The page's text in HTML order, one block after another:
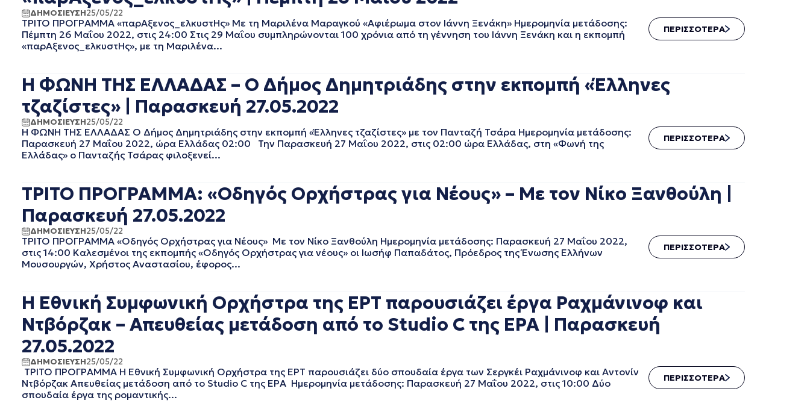
ΝΟΕΜΒΡΙΟΣ 2021
ΟΚΤΩΒΡΙΟΣ 2021
ΣΕΠΤΕΜΒΡΙΟΣ 2021
ΙΟΥΝΙΟΣ 2021
ΜΑΙΟΣ 2021
ΑΠΡΙΛΙΟΣ 2021
ΜΑΡΤΙΟΣ 2021
ΦΕΒΡΟΥΑΡΙΟΣ 2021
ΙΑΝΟΥΑΡΙΟΣ 2021
ΟΚΤΩΒΡΙΟΣ 2020
ΣΕΠΤΕΜΒΡΙΟΣ 2020
ΑΥΓΟΥΣΤΟΣ 2020
ΙΟΥΛΙΟΣ 2020
ΙΟΥΝΙΟΣ 2020
ΜΑΙΟΣ 2020
ΦΕΒΡΟΥΑΡΙΟΣ 2020
ΙΑΝΟΥΑΡΙΟΣ 2020
ΔΕΚΕΜΒΡΙΟΣ 2019
ΟΚΤΩΒΡΙΟΣ 2019
ΣΕΠΤΕΜΒΡΙΟΣ 2019
ΑΥΓΟΥΣΤΟΣ 2019
ΙΟΥΛΙΟΣ 2019
ΔΗΜΟΣΙΕΥΣΗ25/05/22
ΤΡΙΤΟ ΠΡΟΓΡΑΜΜΑ «παρΑξενος_ελκυστΗς» Με τη Μαριλένα Μαραγκού «Αφιέρωμα στον Ιάννη Ξενάκη» Ημερομηνία μετάδοσης:
Πέμπτη 26 Μαΐου 2022, στις 24:00 Στις 29 Μαΐου συμπληρώνονται 100 χρόνια από τη γέννηση του Ιάννη Ξενάκη και η εκπομπή
«παρΑξενος_ελκυστΗς», με τη Μαριλένα...
ΠΕΡΙΣΣΟΤΕΡΑ
Η ΦΩΝΗ ΤΗΣ ΕΛΛΑΔΑΣ – Ο Δήμος Δημητριάδης στην εκπομπή «Έλληνες
τζαζίστες» | Παρασκευή 27.05.2022
ΔΗΜΟΣΙΕΥΣΗ25/05/22
Η ΦΩΝΗ ΤΗΣ ΕΛΛΑΔΑΣ Ο Δήμος Δημητριάδης στην εκπομπή «Έλληνες τζαζίστες» με τον Πανταζή Τσάρα Ημερομηνία μετάδοσης:
Παρασκευή 27 Μαΐου 2022, ώρα Ελλάδας 02:00 Την Παρασκευή 27 Μαΐου 2022, στις 02:00 ώρα Ελλάδας, στη «Φωνή της
Ελλάδας» ο Πανταζής Τσάρας φιλοξενεί...
ΠΕΡΙΣΣΟΤΕΡΑ
ΤΡΙΤΟ ΠΡΟΓΡΑΜΜΑ: «Οδηγός Ορχήστρας για Νέους» – Με τον Νίκο Ξανθούλη |
Παρασκευή 27.05.2022
ΔΗΜΟΣΙΕΥΣΗ25/05/22
ΤΡΙΤΟ ΠΡΟΓΡΑΜΜΑ «Οδηγός Ορχήστρας για Νέους» Με τον Νίκο Ξανθούλη Ημερομηνία μετάδοσης: Παρασκευή 27 Μαΐου 2022,
στις 14:00 Καλεσμένοι της εκπομπής «Οδηγός Ορχήστρας για νέους» οι Ιωσήφ Παπαδάτος, Πρόεδρος της Ένωσης Ελλήνων
Μουσουργών, Χρήστος Αναστασίου, έφορος...
ΠΕΡΙΣΣΟΤΕΡΑ
Η Εθνική Συμφωνική Ορχήστρα της ΕΡΤ παρουσιάζει έργα Ραχμάνινοφ και
Ντβόρζακ – Απευθείας μετάδοση από το Studio C της ΕΡΑ | Παρασκευή
27.05.2022
ΔΗΜΟΣΙΕΥΣΗ25/05/22
ΤΡΙΤΟ ΠΡΟΓΡΑΜΜΑ Η Εθνική Συμφωνική Ορχήστρα της ΕΡΤ παρουσιάζει δύο σπουδαία έργα των Σεργκέι Ραχμάνινοφ και Αντονίν
Ντβόρζακ Απευθείας μετάδοση από το Studio C της ΕΡΑ Ημερομηνία μετάδοσης: Παρασκευή 27 Μαΐου 2022, στις 10:00 Δύο
σπουδαία έργα της ρομαντικής...
ΠΕΡΙΣΣΟΤΕΡΑ